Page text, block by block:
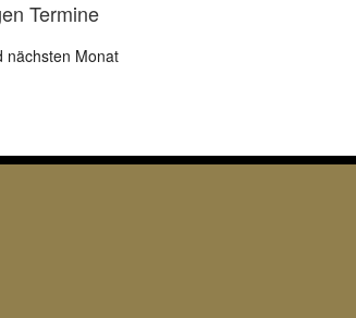
Termine
nächsten Monat